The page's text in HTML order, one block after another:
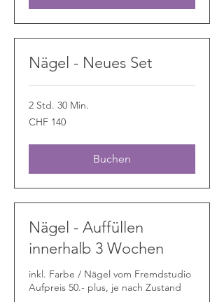
Nägel - Neues Set
2 Std. 30 Min.
140
Schweizer
CHF 140
Buchen
Nägel - Auffüllen
innerhalb 3 Wochen
inkl. Farbe / Nägel vom Fremdstudio
Aufpreis 50.- plus, je nach Zustand